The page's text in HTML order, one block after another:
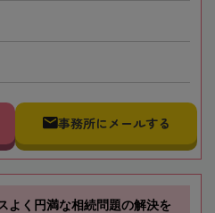
事務所にメールする
よく円満な相続問題の解決を